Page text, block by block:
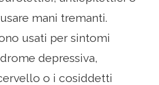
mani tremanti.
usati per sintomi
depressiva,
o i cosiddetti